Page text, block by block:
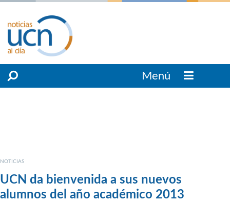
Menú
NOTICIAS
UCN da bienvenida a sus nuevos
alumnos del año académico 2013